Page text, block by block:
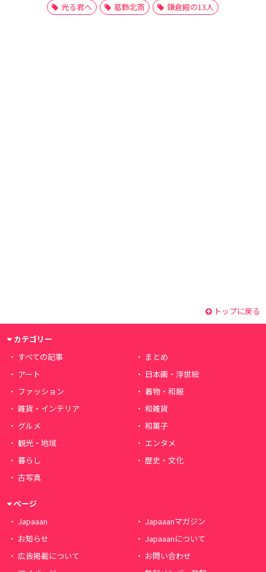
光る君へ
葛飾北斎 鎌倉殿の13人
トップに戻る
カテゴリー
すべての記事
まとめ
アート
日本画・浮世絵
ファッション
着物・和服
雑貨・インテリア
和雑貨
グルメ
和菓子
観光・地域
エンタメ
暮らし
歴史・文化
古写真
ページ
Japaaan
Japaaanマガジン
お知らせ
Japaaanについて
広告掲載について
お問い合わせ